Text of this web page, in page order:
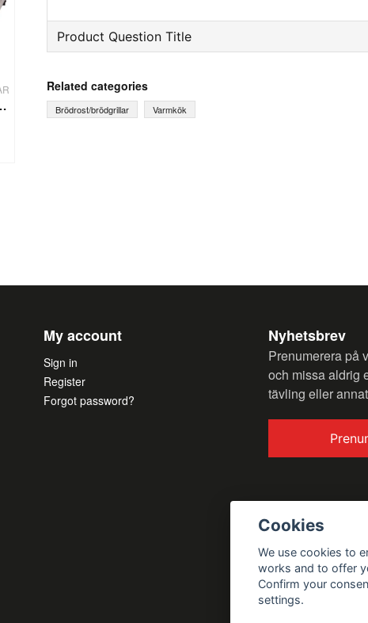
1800 W
Product Question Title
Ask us something about this product...
Send question
Related categories
Brödrost/brödgrillar Varmkök
My account
Sign in
Register
Forgot password?
Nyhetsbrev
Prenumerera på
och missa aldrig
tävling eller
Cookies
We use cookies to
works and to offer
Confirm your
settings.